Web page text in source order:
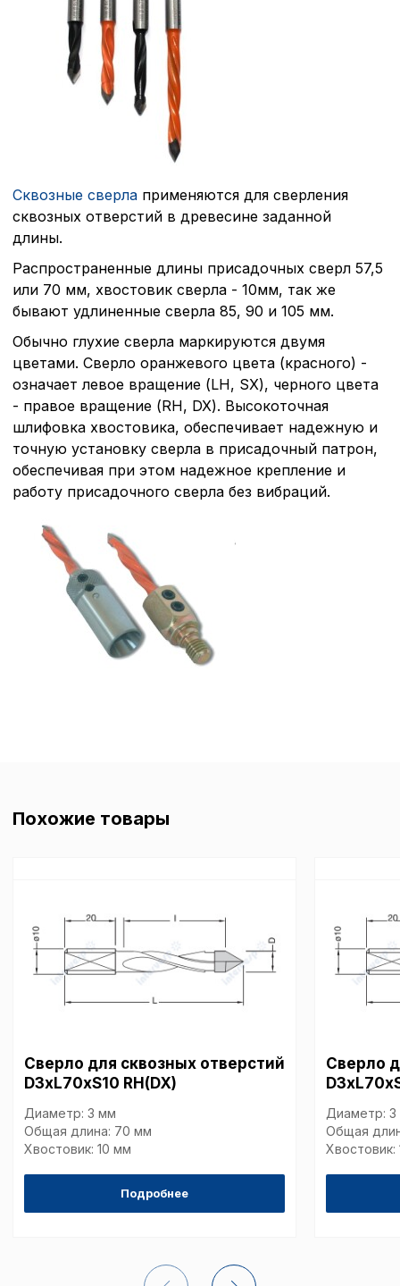
Сквозные сверла применяются для сверления
сквозных отверстий в древесине заданной
длины.
Распространенные длины присадочных сверл 57,5
или 70 мм, хвостовик сверла - 10мм, так же
бывают удлиненные сверла 85, 90 и 105 мм.
Обычно глухие сверла маркируются двумя
цветами. Сверло оранжевого цвета (красного) -
означает левое вращение (LH, SX), черного цвета
- правое вращение (RH, DX). Высокоточная
шлифовка хвостовика, обеспечивает надежную и
точную установку сверла в присадочный патрон,
обеспечивая при этом надежное крепление и
работу присадочного сверла без вибраций.
Похожие товары
Сверло для сквозных отверстий
D3xL70xS10 RH(DX)
Диаметр: 3 мм
Общая длина: 70 мм
Хвостовик: 10 мм
Подробнее
Сверло
Диаметр:
Общая
Хвостовик:
согласие. Вы вправе
настроек файлов cookie
согласие) в любое
путем перехода по
настроек cookie».
можете ознакомиться с
обработки
списком файлов cookie,
описание и сроки